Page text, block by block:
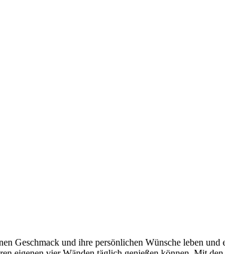
und ihre persönlichen Wünsche leben